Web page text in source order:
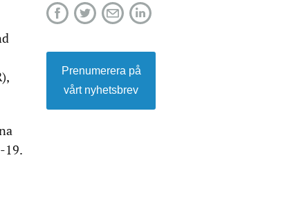
19.
Prenumerera på
vårt nyhetsbrev